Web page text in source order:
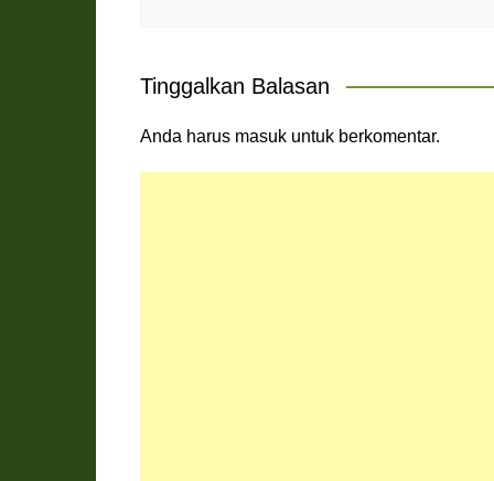
Tinggalkan Balasan
Anda harus masuk untuk berkomentar.